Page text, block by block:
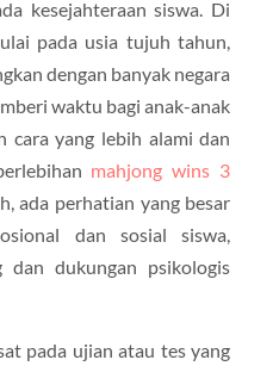
kesejahteraan siswa. Di
pada usia tujuh tahun,
dengan banyak negara
waktu bagi anak-anak
cara yang lebih alami dan
mahjong wins 3
ada perhatian yang besar
dan sosial siswa,
dan dukungan psikologis
pada ujian atau tes yang